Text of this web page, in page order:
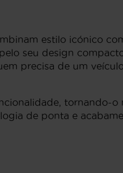
estilo icónico
seu design
precisa de um
tornando-o
de ponta e